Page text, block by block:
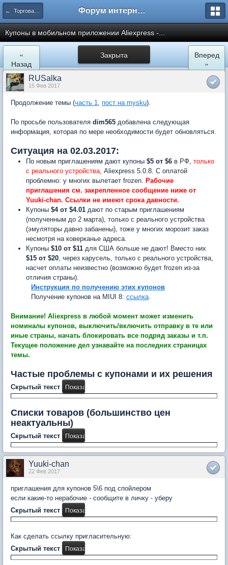
← Торговая площадка AliExpress Форум интернет покупателей
Купоны в мобильном приложении Aliexpress -...
Закрыта
«
Назад
Вперед
»
RUSalka
15 Фев 2017
Продолжение темы (часть 1, пост на mysku).
По просьбе пользователя dim565 добавлена следующая
информация, которая по мере необходимости будет обновляться.
Ситуация на 02.03.2017:
По новым приглашениям дают купоны $5 от $6 в РФ, только
с реального устройства, Aliexpress 5.0.8. С оплатой
проблемно: у многих вылетает frozen. Рабочие
приглашения см. закрепленное сообщение ниже от
Yuuki-chan. Ссылки не имеют срока давности.
Купоны $4 от $4.01 дают по старым приглашениям
(полученным до 2 марта), только с реального устройства
(эмуляторы давно забанены), тоже у многих морозит заказ
несмотря на коверканье адреса.
Купоны $10 от $11 для США больше не дают! Вместо них
$15 от $20, через карусель, только с реального устройства,
насчет оплаты неизвестно (возможно будет frozen из-за
отличия страны).
Инструкция по получению этих купонов
Получение купонов на MIUI 8: ссылка.
Внимание! Aliexpress в любой момент может изменить
номиналы купонов, выключить/включить отправку в те или
иные страны, начать блокировать все подряд заказы и т.п.
Текущее положение дел узнавайте на последних страницах
темы.
Частые проблемы с купонами и их решения
Скрытый текст
Списки товаров (большинство цен
неактуальны)
Скрытый текст
Yuuki-chan
22 Фев 2017
приглашения для купонов 5\6 под спойлером
если какие-то нерабочие - сообщите в личку - уберу
Скрытый текст
Как сделать ссылку пригласительную:
Скрытый текст